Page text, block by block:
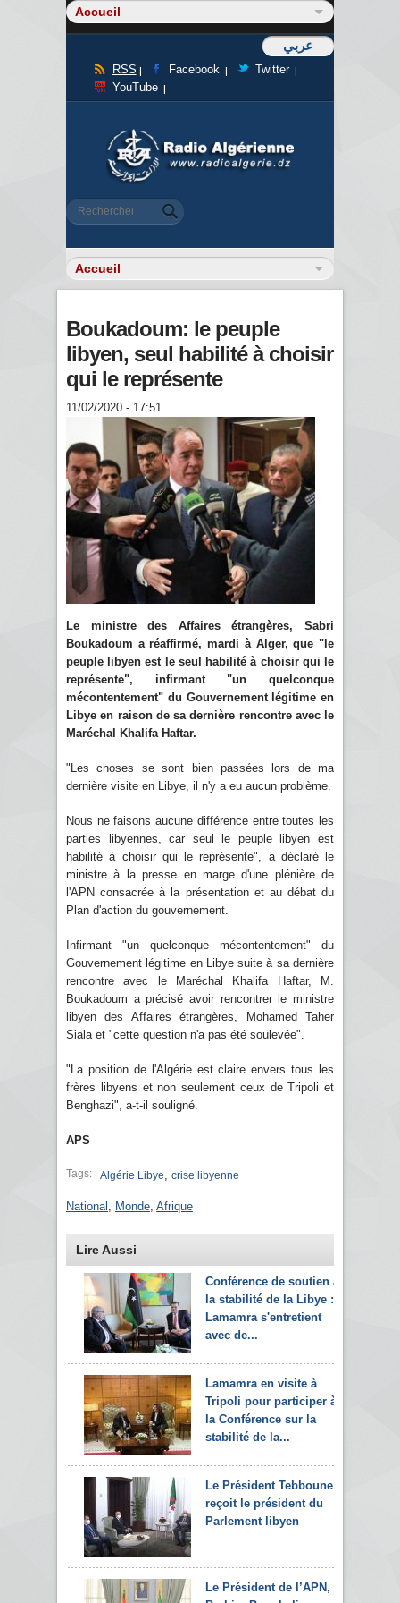
عربي
RSS Facebook
Twitter
YouTube
Formulaire de recherche
Rechercher
Boukadoum: le peuple
libyen, seul habilité à choisir
qui le représente
11/02/2020 - 17:51
Le ministre des Affaires étrangères, Sabri
Boukadoum a réaffirmé, mardi à Alger, que "le
peuple libyen est le seul habilité à choisir qui le
représente", infirmant "un quelconque
mécontentement" du Gouvernement légitime en
Libye en raison de sa dernière rencontre avec le
Maréchal Khalifa Haftar.
"Les choses se sont bien passées lors de ma
dernière visite en Libye, il n'y a eu aucun problème.
Nous ne faisons aucune différence entre toutes les
parties libyennes, car seul le peuple libyen est
habilité à choisir qui le représente", a déclaré le
ministre à la presse en marge d'une plénière de
l'APN consacrée à la présentation et au débat du
Plan d'action du gouvernement.
Infirmant "un quelconque mécontentement" du
Gouvernement légitime en Libye suite à sa dernière
rencontre avec le Maréchal Khalifa Haftar, M.
Boukadoum a précisé avoir rencontrer le ministre
libyen des Affaires étrangères, Mohamed Taher
Siala et "cette question n'a pas été soulevée".
"La position de l'Algérie est claire envers tous les
frères libyens et non seulement ceux de Tripoli et
Benghazi", a-t-il souligné.
APS
Tags: Algérie Libye crise libyenne
National Monde Afrique
Lire Aussi
Conférence de soutien à
la stabilité de la Libye :
Lamamra s'entretient
avec de...
Lamamra en visite à
Tripoli pour participer à
la Conférence sur la
stabilité de la...
Le Président Tebboune
reçoit le président du
Parlement libyen
Le Président de l’APN,